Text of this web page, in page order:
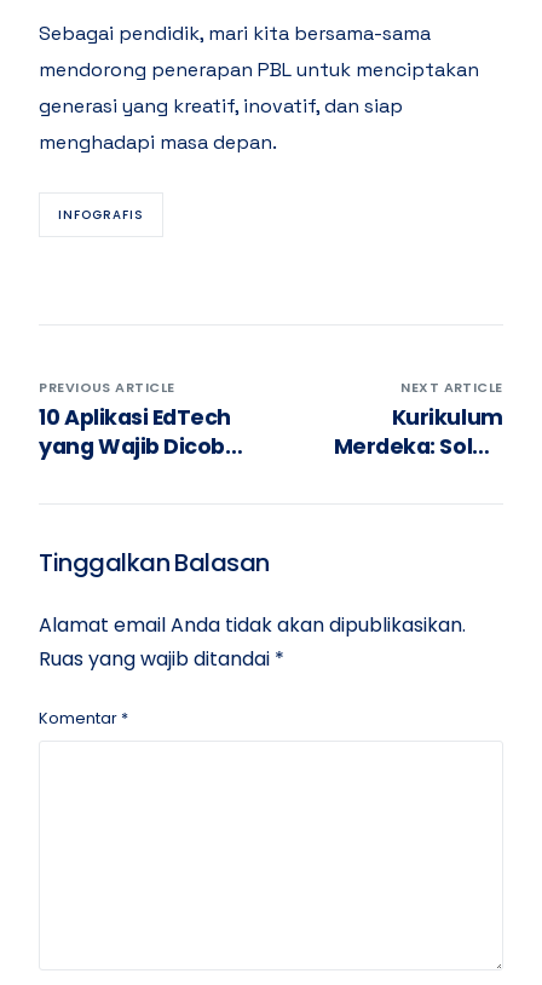
Sebagai pendidik, mari kita bersama-sama
mendorong penerapan PBL untuk menciptakan
generasi yang kreatif, inovatif, dan siap
menghadapi masa depan.
INFOGRAFIS
PREVIOUS ARTICLE
10 Aplikasi EdTech
yang Wajib Dicoba
NEXT ARTICLE
Kurikulum
Merdeka: Solusi
di 2025
Tinggalkan Balasan
Alamat email Anda tidak akan dipublikasikan.
Ruas yang wajib ditandai *
Komentar *